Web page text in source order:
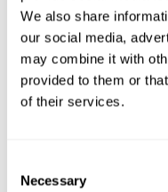
We also share
our social media,
may combine it with
provided to them or
of their services.
Selection
Necessary
Також можна отримати
HV-батареї, зокрема:
напруги по
дані